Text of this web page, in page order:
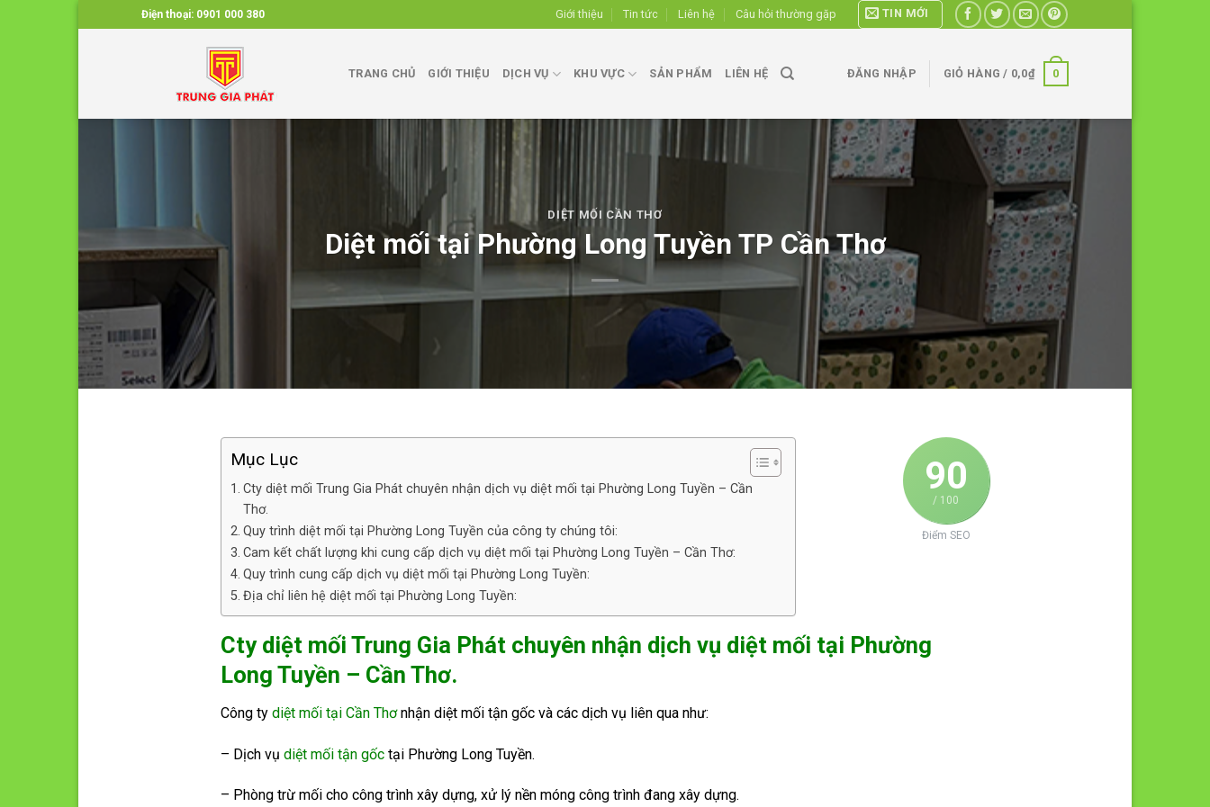
to
Điện thoại: 0901 000 380 Giới thiệu Tin tức Liên hệ Câu hỏi thường gặp TIN MỚI
TRANG CHỦ GIỚI THIỆU DỊCH VỤ KHU VỰC SẢN PHẨM LIÊN HỆ ĐĂNG NHẬP GIỎ HÀNG / 0,0₫ 0
DIỆT MỐI CẦN THƠ
Diệt mối tại Phường Long Tuyền TP Cần Thơ
90
/ 100
Điểm SEO
Mục Lục
Cty diệt mối Trung Gia Phát chuyên nhận dịch vụ diệt mối tại Phường Long Tuyền – Cần
Thơ.
Quy trình diệt mối tại Phường Long Tuyền của công ty chúng tôi:
Cam kết chất lượng khi cung cấp dịch vụ diệt mối tại Phường Long Tuyền – Cần Thơ:
Quy trình cung cấp dịch vụ diệt mối tại Phường Long Tuyền:
Địa chỉ liên hệ diệt mối tại Phường Long Tuyền:
Cty diệt mối Trung Gia Phát chuyên nhận dịch vụ diệt mối tại Phường
Long Tuyền – Cần Thơ.
Công tydiệt mối tại Cần Thơnhận diệt mối tận gốc và các dịch vụ liên qua như:
– Dịch vụdiệt mối tận gốc tại Phường Long Tuyền.
– Phòng trừ mối cho công trình xây dựng, xử lý nền móng công trình đang xây dựng.